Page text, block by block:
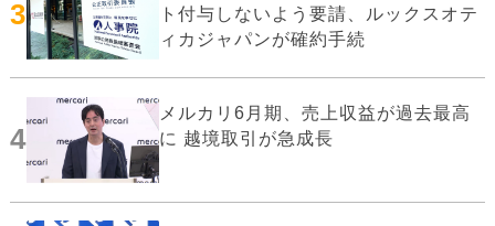
3
ト付与しないよう要請、ルックスオテ
ィカジャパンが確約手続
4
メルカリ6月期、売上収益が過去最高
に 越境取引が急成長